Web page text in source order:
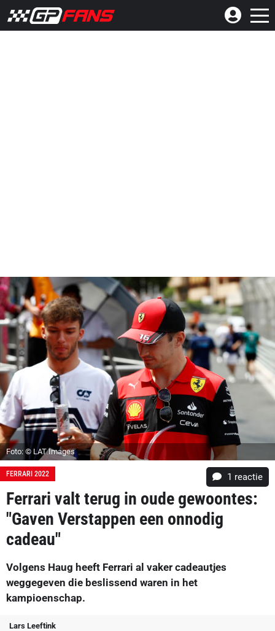
Foto: © LAT Images
FERRARI 2022 1 reactie
Ferrari valt terug in oude gewoontes:
"Gaven Verstappen een onnodig
cadeau"
Volgens Haug heeft Ferrari al vaker cadeautjes
weggegeven die beslissend waren in het
kampioenschap.
Lars Leeftink